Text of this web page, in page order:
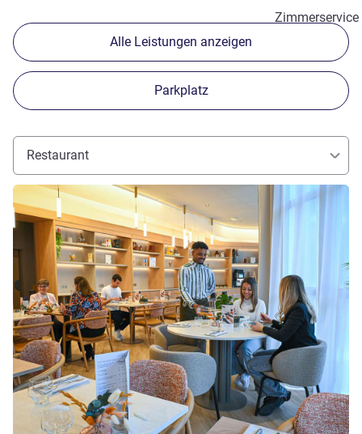
Zimmerservice
Alle Leistungen anzeigen
Parkplatz
Restaurant
Details ansehen